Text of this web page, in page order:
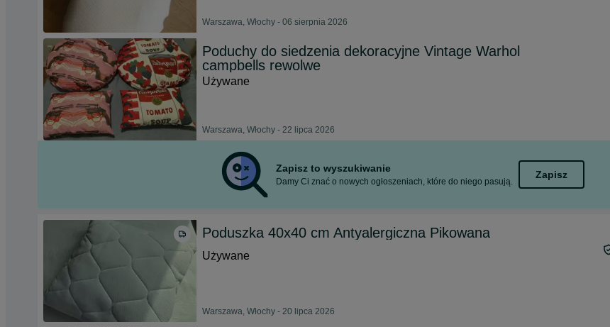
Warszawa, Włochy - 06 sierpnia 2026
Poduchy do siedzenia dekoracyjne Vintage Warhol
campbells rewolwe
Używane
Warszawa, Włochy - 22 lipca 2026
Zapisz to wyszukiwanie
Damy Ci znać o nowych ogłoszeniach, które do niego pasują.
Zapisz
Poduszka 40x40 cm Antyalergiczna Pikowana
Używane
Warszawa, Włochy - 20 lipca 2026